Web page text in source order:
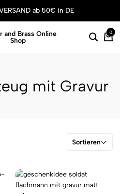
ab 50€ in DE
0
mit Gravur
Sortieren